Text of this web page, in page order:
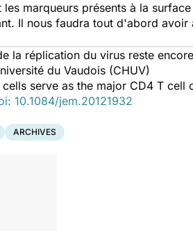
marqueurs présents à la
Il nous faudra tout d'abord
la réplication du virus reste
du Vaudois (CHUV)
serve as the major CD4 T
10.1084/jem.20121932
ARCHIVES